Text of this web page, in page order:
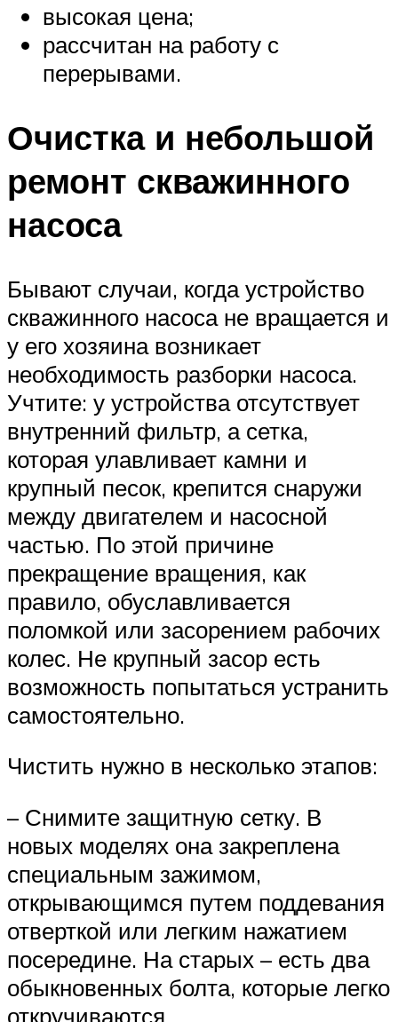
высокая цена;
рассчитан на работу с
перерывами.
Очистка и небольшой
ремонт скважинного
насоса
Бывают случаи, когда устройство
скважинного насоса не вращается и
у его хозяина возникает
необходимость разборки насоса.
Учтите: у устройства отсутствует
внутренний фильтр, а сетка,
которая улавливает камни и
крупный песок, крепится снаружи
между двигателем и насосной
частью. По этой причине
прекращение вращения, как
правило, обуславливается
поломкой или засорением рабочих
колес. Не крупный засор есть
возможность попытаться устранить
самостоятельно.
Чистить нужно в несколько этапов:
– Снимите защитную сетку. В
новых моделях она закреплена
специальным зажимом,
открывающимся путем поддевания
отверткой или легким нажатием
посередине. На старых – есть два
обыкновенных болта, которые легко
откручиваются